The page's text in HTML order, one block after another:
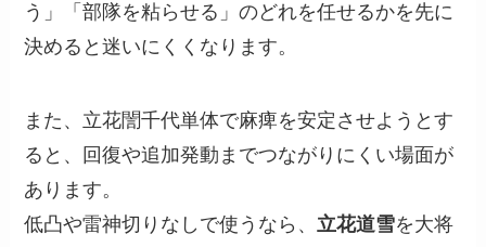
う」「部隊を粘らせる」のどれを任せるかを先に
決めると迷いにくくなります。
また、立花誾千代単体で麻痺を安定させようとす
ると、回復や追加発動までつながりにくい場面が
あります。
低凸や雷神切りなしで使うなら、立花道雪を大将